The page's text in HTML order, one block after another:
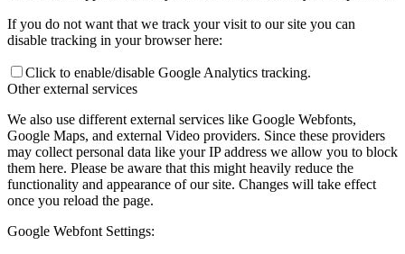
If you do not want that we track your visit to our site you can
disable tracking in your browser here:
Click to enable/disable Google Analytics tracking.
Other external services
We also use different external services like Google Webfonts,
Google Maps, and external Video providers. Since these providers
may collect personal data like your IP address we allow you to block
them here. Please be aware that this might heavily reduce the
functionality and appearance of our site. Changes will take effect
once you reload the page.
Google Webfont Settings: